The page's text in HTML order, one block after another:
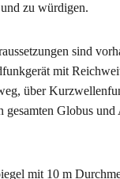
zu würdigen.
sind
mit
über
gesamten Globus
mit 10 m